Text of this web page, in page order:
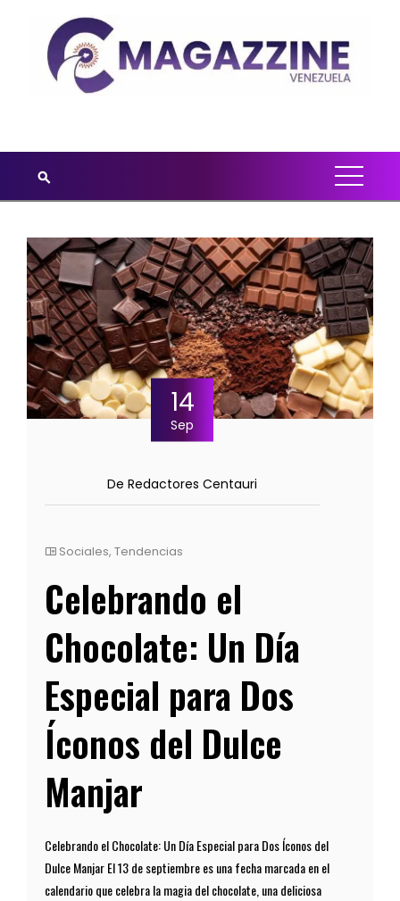
14
Sep
De Redactores Centauri
Sociales, Tendencias
Celebrando el
Chocolate: Un Día
Especial para Dos
Íconos del Dulce
Manjar
Celebrando el Chocolate: Un Día Especial para Dos Íconos del
Dulce Manjar El 13 de septiembre es una fecha marcada en el
calendario que celebra la magia del chocolate, una deliciosa